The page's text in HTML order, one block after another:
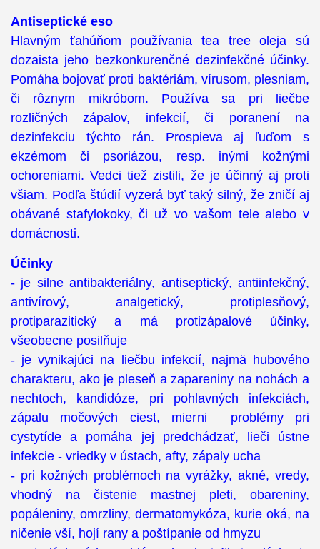
Antiseptické eso
Hlavným ťahúňom používania tea tree oleja sú
dozaista jeho bezkonkurenčné dezinfekčné účinky.
Pomáha bojovať proti baktériám, vírusom, plesniam,
či rôznym mikróbom. Používa sa pri liečbe
rozličných zápalov, infekcií, či poranení na
dezinfekciu týchto rán. Prospieva aj ľuďom s
ekzémom či psoriázou, resp. inými kožnými
ochoreniami. Vedci tiež zistili, že je účinný aj proti
všiam. Podľa štúdií vyzerá byť taký silný, že zničí aj
obávané stafylokoky, či už vo vašom tele alebo v
domácnosti.
Účinky
- je silne antibakteriálny, antiseptický, antiinfekčný,
antivírový, analgetický, protiplesňový,
protiparazitický a má protizápalové účinky,
všeobecne posilňuje
- je vynikajúci na liečbu infekcií, najmä hubového
charakteru, ako je pleseň a zapareniny na nohách a
nechtoch, kandidóze, pri pohlavných infekciách,
zápalu močových ciest, mierni problémy pri
cystytíde a pomáha jej predchádzať, lieči ústne
infekcie - vriedky v ústach, afty, zápaly ucha
- pri kožných problémoch na vyrážky, akné, vredy,
vhodný na čistenie mastnej pleti, obareniny,
popáleniny, omrzliny, dermatomykóza, kurie oká, na
ničenie vší, hojí rany a poštípanie od hmyzu